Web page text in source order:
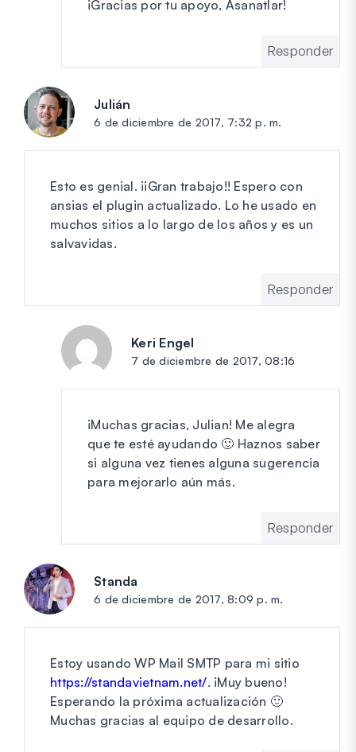
¡Gracias por tu apoyo, Asanatlar!
Responder
Julián
6 de diciembre de 2017, 7:32 p. m.
Esto es genial. ¡¡Gran trabajo!! Espero con
ansias el plugin actualizado. Lo he usado en
muchos sitios a lo largo de los años y es un
salvavidas.
Responder
Keri Engel
7 de diciembre de 2017, 08:16
¡Muchas gracias, Julian! Me alegra
que te esté ayudando 🙂 Haznos saber
si alguna vez tienes alguna sugerencia
para mejorarlo aún más.
Responder
Standa
6 de diciembre de 2017, 8:09 p. m.
Estoy usando WP Mail SMTP para mi sitio
https://standavietnam.net/. ¡Muy bueno!
Esperando la próxima actualización 🙂
Muchas gracias al equipo de desarrollo.